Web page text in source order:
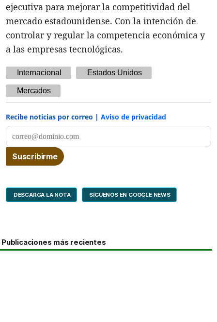
ejecutiva para mejorar la competitividad del
mercado estadounidense. Con la intención de
controlar y regular la competencia económica y
a las empresas tecnológicas.
Internacional Estados Unidos
Mercados
Recibe noticias por correo | Aviso de privacidad
DESCARGA LA NOTA SÍGUENOS EN GOOGLE NEWS
Publicaciones más recientes